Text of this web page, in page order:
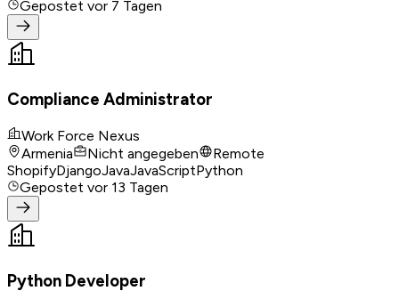
Gepostet vor 7 Tagen
Compliance Administrator
Work Force Nexus
Armenia
Nicht angegeben
Remote
ShopifyDjangoJavaJavaScriptPython
Gepostet vor 13 Tagen
Python Developer